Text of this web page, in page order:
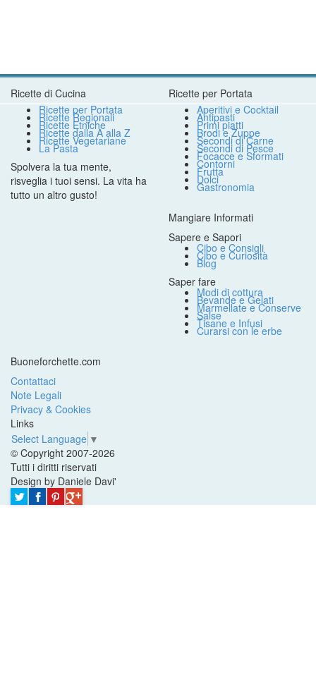
Ricette di Cucina
Ricette per Portata
Ricette Regionali
Ricette Etniche
Ricette dalla A alla Z
Ricette Vegetariane
La Pasta
Spolvera la tua mente,
risveglia i tuoi sensi. La vita ha
tutto un altro gusto!
Ricette per Portata
Aperitivi e Cocktail
Antipasti
Primi piatti
Brodi e Zuppe
Secondi di Carne
Secondi di Pesce
Focacce e Sformati
Contorni
Frutta
Dolci
Gastronomia
Mangiare Informati
Sapere e Sapori
Cibo e Consigli
Cibo e Curiosità
Blog
Saper fare
Modi di cottura
Bevande e Gelati
Marmellate e Conserve
Salse
Tisane e Infusi
Curarsi con le erbe
Buoneforchette.com
Contattaci
Note Legali
Privacy & Cookies
Links
Select Language ▼
© Copyright 2007-2026
Tutti i diritti riservati
Design by Daniele Davi'